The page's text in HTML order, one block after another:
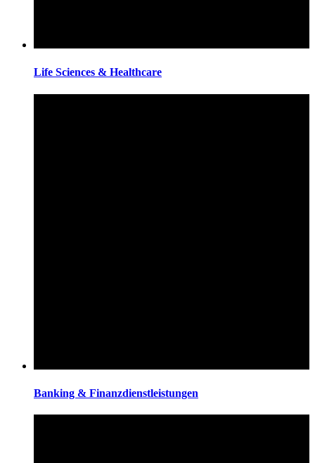
Life Sciences & Healthcare
Banking & Finanzdienstleistungen